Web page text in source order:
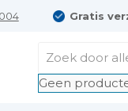
Gratis
Geen